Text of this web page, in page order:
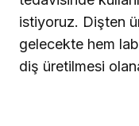
istiyoruz. Dişten
gelecekte hem
diş üretilmesi